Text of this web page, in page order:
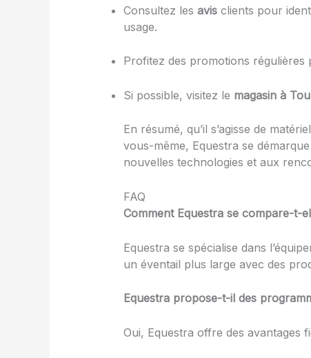
Consultez les avisclients pour
usage.
Profitez des promotions
Si possible, visitez le magasin à
En résumé, qu’il s’agisse de
vous-même, Equestra se
nouvelles technologies et aux
FAQ
Comment Equestra se compare-t-
Equestra se spécialise dans
un éventail plus large avec des
Equestra propose-t-il des
Oui, Equestra offre des avantages